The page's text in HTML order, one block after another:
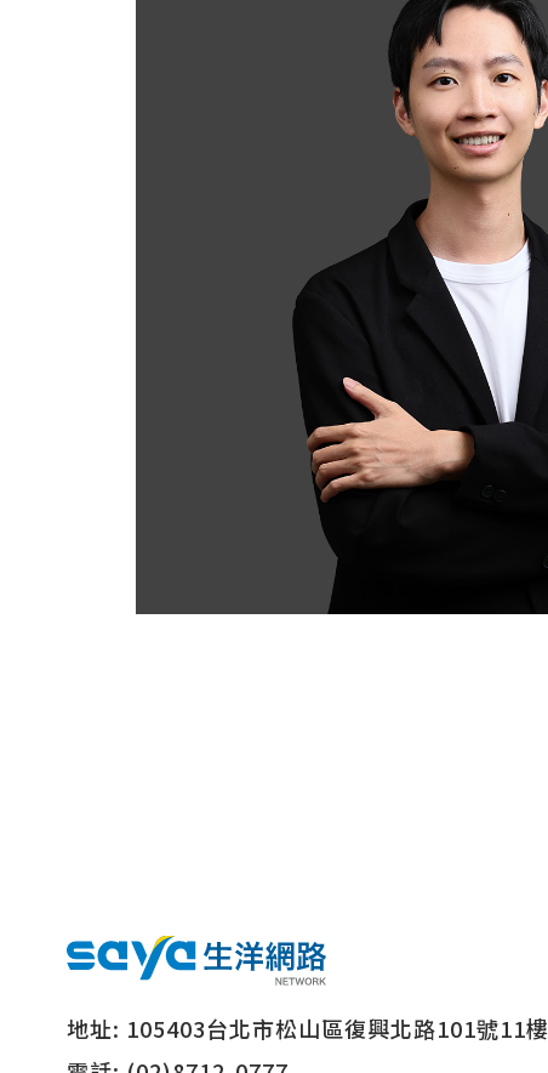
地址: 105403台北市松山區復興北路101號11樓